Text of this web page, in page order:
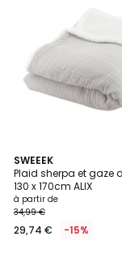
SWEEEK
Plaid sherpa et gaze
130 x 170cm ALIX
à partir de
34,99 €
29,74 € -15%
6
Couleurs